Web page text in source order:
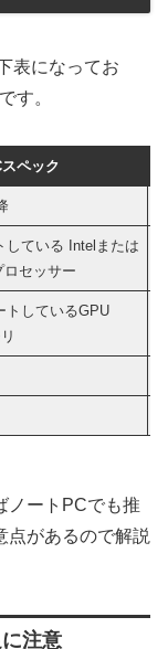
表になってお
す。
ペック
している Intelまたは
セッサー
トしているGPU
ノートPCでも推
点があるので解説
注意